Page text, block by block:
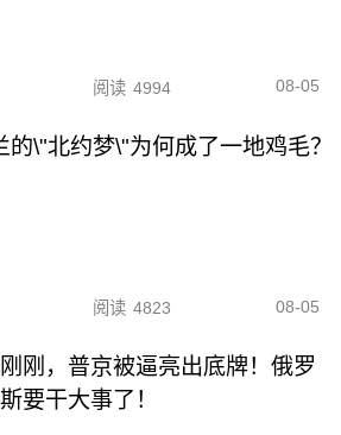
阅读 4994 08-05
\"北约梦\"为何成了一地鸡毛？
阅读 4823 08-05
刚刚，普京被逼亮出底牌！俄罗
斯要干大事了！